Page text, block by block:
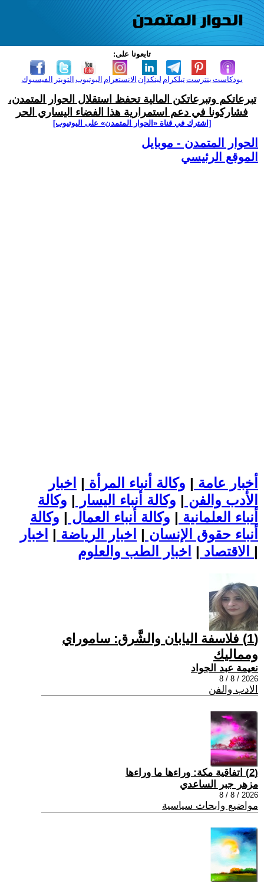
تابعونا على:
الفيسبوك التويتر اليوتيوب الانستغرام لينكدإن تيلكرامبنترست بودكاست
تبرعاتكم وتبرعاتكن المالية تحفظ استقلال الحوار المتمدن،
فشاركونا في دعم استمرارية هذا الفضاء اليساري الحر
[اشترك في قناة ‫«الحوار المتمدن» على اليوتيوب]
الحوار المتمدن - موبايل
الموقع الرئيسي
أخبار عامة | وكالة أنباء المرأة | اخبار
الأدب والفن | وكالة أنباء اليسار | وكالة
أنباء العلمانية | وكالة أنباء العمال | وكالة
أنباء حقوق الإنسان | اخبار الرياضة | اخبار
الاقتصاد | |
(1) فلاسفة اليابان والشَّرق: ساموراي
ومماليك
نعيمة عبد الجواد
2026 / 8 / 8
الادب والفن
(2) اتفاقية مكة: وراءها ما وراءها
مزهر جبر الساعدي
2026 / 8 / 8
مواضيع وابحاث سياسية